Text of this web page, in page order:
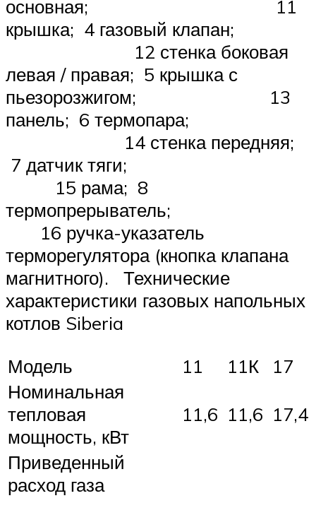
основная; 11
крышка; 4 газовый клапан;
12 стенка боковая
левая / правая; 5 крышка с
пьезорозжигом; 13
панель; 6 термопара;
14 стенка передняя;
7 датчик тяги;
15 рама; 8
термопрерыватель;
16 ручка-указатель
терморегулятора (кнопка клапана
магнитного). Технические
характеристики газовых напольных
котлов Siberia
Модель
11 11К
17
Номинальная
тепловая
мощность, кВт
11,6 11,6 17,4
Приведенный
расход газа